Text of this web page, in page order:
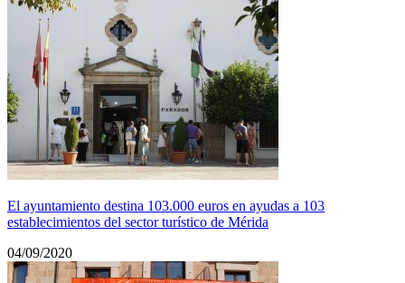
El ayuntamiento destina 103.000 euros en ayudas a 103
establecimientos del sector turístico de Mérida
04/09/2020